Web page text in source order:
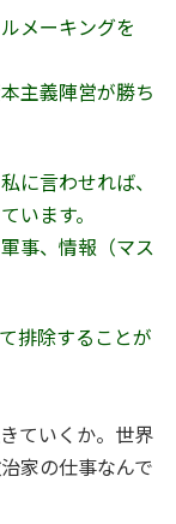
メーキングを
主義陣営が勝ち
に言わせれば、
います。
事、情報（マス
排除することが
ていくか。世界
家の仕事なんで